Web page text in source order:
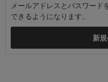
メールアドレスとパスワー
できるようになります。